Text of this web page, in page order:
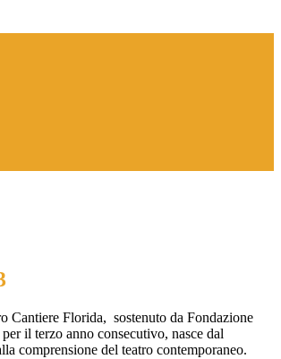
Florida, sostenuto da Fondazione
il terzo anno consecutivo, nasce dal
comprensione del teatro contemporaneo.